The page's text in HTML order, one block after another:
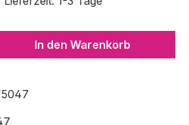
Gib den
In den Warenkorb